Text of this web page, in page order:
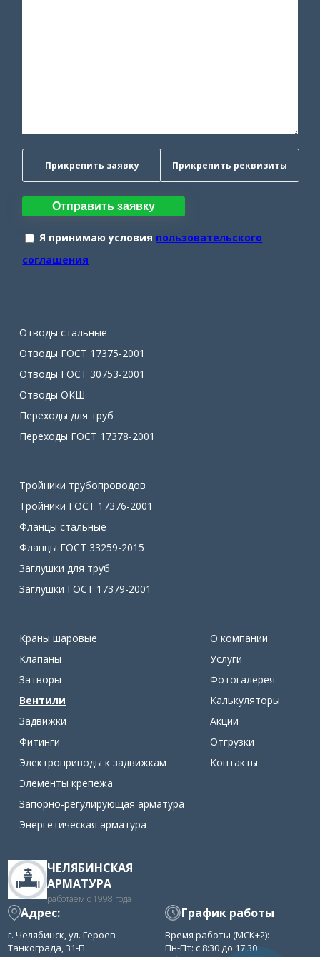
Прикрепить заявку Прикрепить реквизиты
Отправить заявку
Я принимаю условия пользовательского
соглашения
Отводы стальные
Отводы ГОСТ 17375-2001
Отводы ГОСТ 30753-2001
Отводы ОКШ
Переходы для труб
Переходы ГОСТ 17378-2001
Тройники трубопроводов
Тройники ГОСТ 17376-2001
Фланцы стальные
Фланцы ГОСТ 33259-2015
Заглушки для труб
Заглушки ГОСТ 17379-2001
Краны шаровые
Клапаны
Затворы
Вентили
Задвижки
Фитинги
Электроприводы к задвижкам
Элементы крепежа
Запорно-регулирующая арматура
Энергетическая арматура
О компании
Услуги
Фотогалерея
Калькуляторы
Акции
Отгрузки
Контакты
ЧЕЛЯБИНСКАЯ
АРМАТУРА
работаем с 1998 года
Адрес:
г. Челябинск, ул. Героев
Танкограда, 31-П
График работы
Время работы (МСК+2):
Пн-Пт: с 8:30 до 17:30